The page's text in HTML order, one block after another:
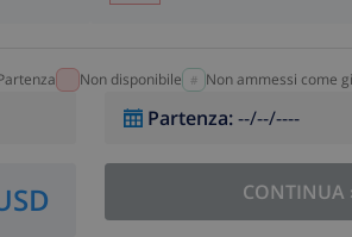
Non disponibile Non ammessi come
Partenza:--/--/----
CONTINUA